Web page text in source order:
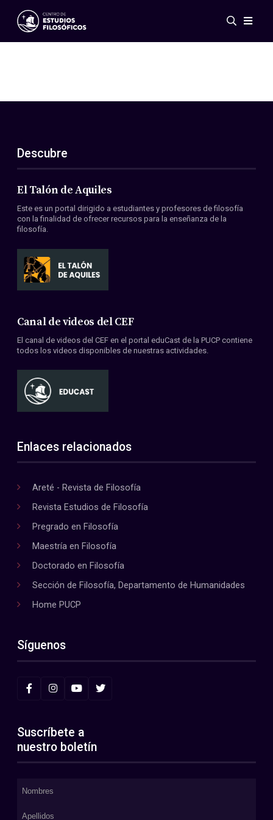
Eventos
ES
EN
Acerca de nosotros
Miembros
Convenios
Descubre
El Talón de Aquiles
Este es un portal dirigido a estudiantes y profesores de filosofía
con la finalidad de ofrecer recursos para la enseñanza de la
filosofía.
Canal de videos del CEF
El canal de videos del CEF en el portal eduCast de la PUCP contiene
todos los videos disponibles de nuestras actividades.
Enlaces relacionados
Areté - Revista de Filosofía
Revista Estudios de Filosofía
Pregrado en Filosofía
Maestría en Filosofía
Doctorado en Filosofía
Sección de Filosofía, Departamento de Humanidades
Home PUCP
Síguenos
Suscríbete a
nuestro boletín